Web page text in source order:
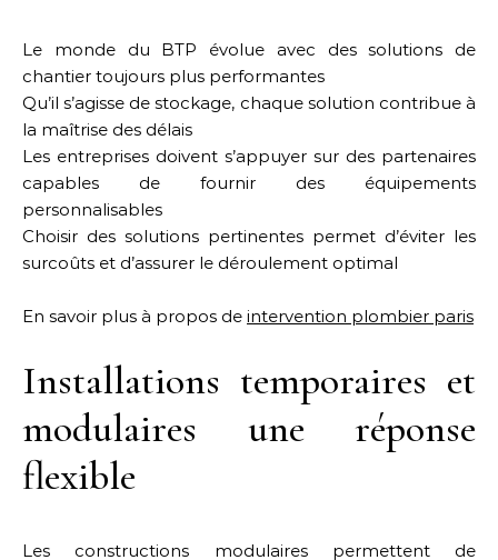
Le monde du BTP évolue avec des solutions de
chantier toujours plus performantes
Qu’il s’agisse de stockage, chaque solution contribue à
la maîtrise des délais
Les entreprises doivent s’appuyer sur des partenaires
capables de fournir des équipements
personnalisables
Choisir des solutions pertinentes permet d’éviter les
surcoûts et d’assurer le déroulement optimal
En savoir plus à propos de intervention plombier paris
Installations temporaires et
modulaires une réponse
flexible
Les constructions modulaires permettent de